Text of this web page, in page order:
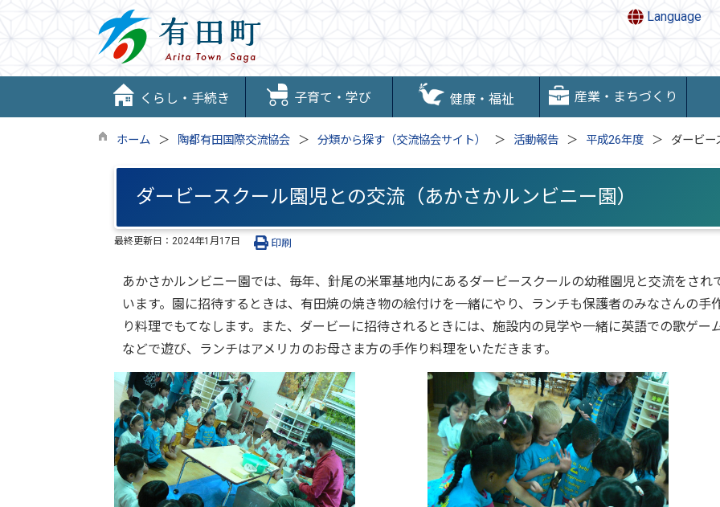
Language
くらし・手続き 子育て・学び 健康・福祉 産業・まちづくり
ホーム 陶都有田国際交流協会 分類から探す（交流協会サイト） 活動報告 平成26年度 ダービー
ダービースクール園児との交流（あかさかルンビニー園）
最終更新日： 2024年1月17日 印刷
あかさかルンビニー園では、毎年、針尾の米軍基地内にあるダービースクールの幼稚園児と交流をされ
います。園に招待するときは、有田焼の焼き物の絵付けを一緒にやり、ランチも保護者のみなさんの手
り料理でもてなします。また、ダービーに招待されるときには、施設内の見学や一緒に英語での歌ゲー
などで遊び、ランチはアメリカのお母さま方の手作り料理をいただきます。